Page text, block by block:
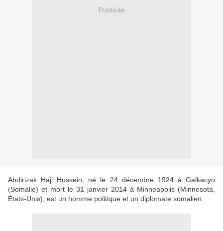
Publicité
Abdirizak Haji Hussein, né le 24 décembre 1924 à Galkacyo
(Somalie) et mort le 31 janvier 2014 à Minneapolis (Minnesota,
États-Unis), est un homme politique et un diplomate somalien.